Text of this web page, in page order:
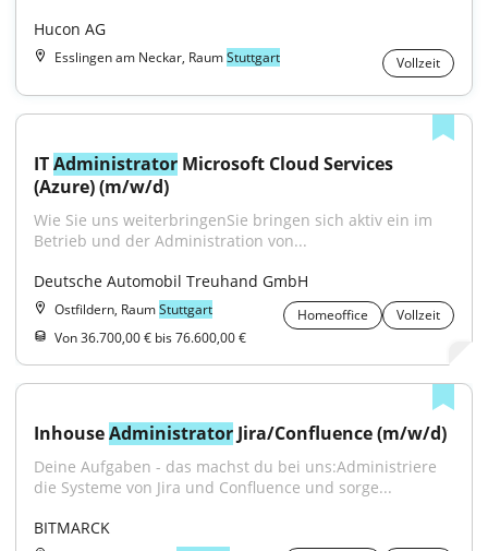
Hucon AG
Esslingen am Neckar, RaumStuttgart Vollzeit
IT Administrator Microsoft Cloud Services
(Azure) (m/w/d)
Wie Sie uns weiterbringenSie bringen sich aktiv ein im
Betrieb und der Administration von...
Deutsche Automobil Treuhand GmbH
Ostfildern, RaumStuttgart Homeoffice
Vollzeit
Von 36.700,00 € bis 76.600,00 €
Inhouse Administrator Jira/Confluence (m/w/d)
Deine Aufgaben - das machst du bei uns:Administriere
die Systeme von Jira und Confluence und sorge...
BITMARCK